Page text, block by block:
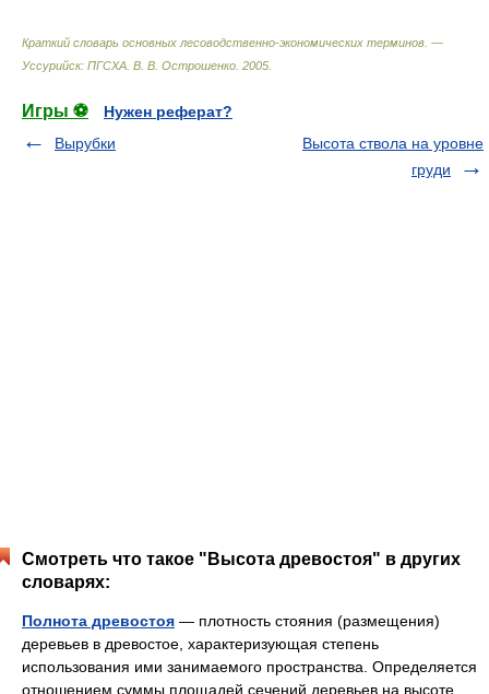
Краткий словарь основных лесоводственно-экономических терминов. —
Уссурийск: ПГСХА В. В. Острошенко 2005
Игры ⚽
Нужен реферат?
Вырубки
Высота ствола на уровне
груди
Смотреть что такое "Высота древостоя" в других
словарях:
Полнота древостоя — плотность стояния (размещения)
деревьев в древостое, характеризующая степень
использования ими занимаемого пространства. Определяется
отношением суммы площадей сечений деревьев на высоте